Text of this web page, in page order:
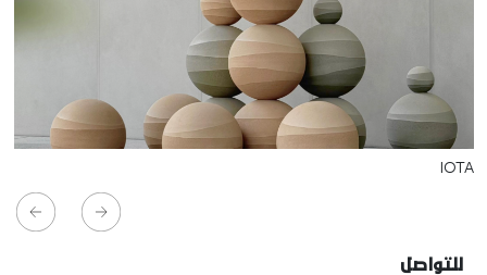
IOTA
للتواصل